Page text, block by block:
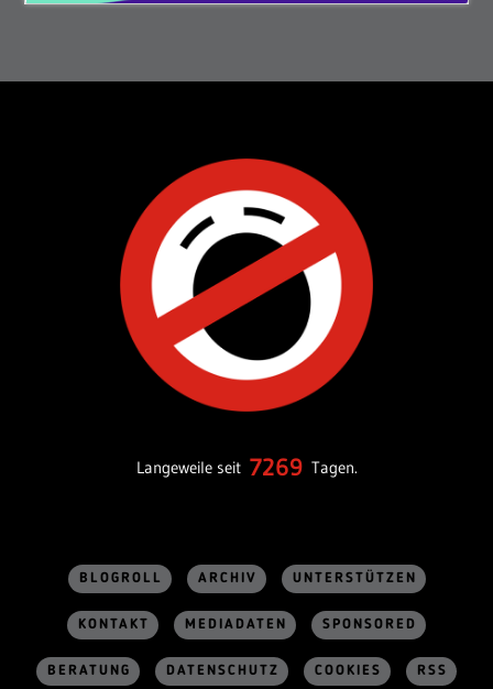
Langeweile seit 7269 Tagen.
BLOGROLL ARCHIV UNTERSTÜTZEN
KONTAKT MEDIADATEN SPONSORED
BERATUNG DATENSCHUTZ COOKIES RSS